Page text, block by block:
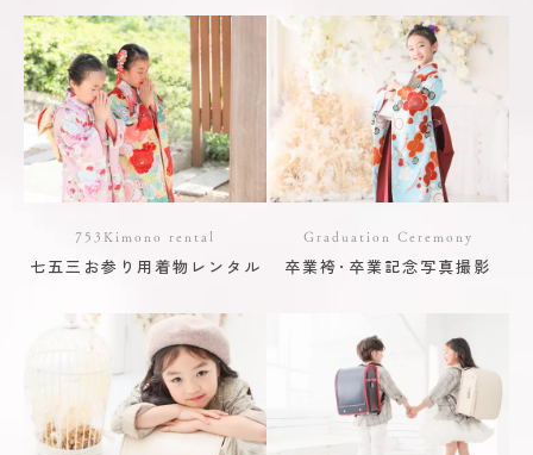
753Kimono rental
七五三お参り用着物レンタル
Graduation Ceremony
卒業袴･卒業記念写真撮影